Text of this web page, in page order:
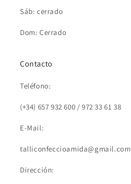
Sáb: cerrado
Dom: Cerrado
Contacto
Teléfono:
(+34) 657 932 600 / 972 33 61 38
E-Mail:
talliconfeccioamida@gmail.com
Dirección: